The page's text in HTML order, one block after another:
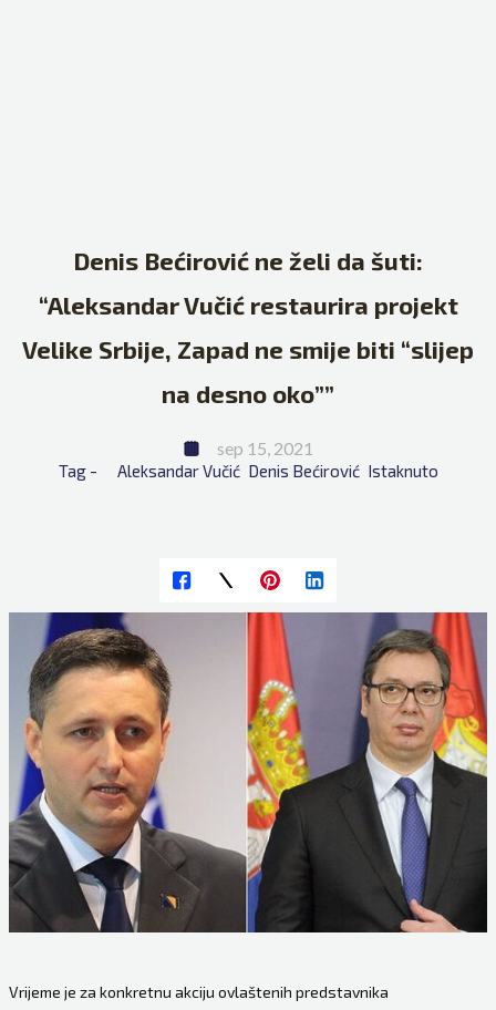
Denis Bećirović ne želi da šuti:
“Aleksandar Vučić restaurira projekt
Velike Srbije, Zapad ne smije biti “slijep
na desno oko””
sep 15, 2021
Tag - Aleksandar Vučić Denis Bećirović Istaknuto
Vrijeme je za konkretnu akciju ovlaštenih predstavnika